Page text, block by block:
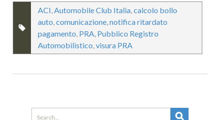
ACI,Automobile Club Italia,calcolo bollo
auto,comunicazione,notifica ritardato
pagamento, PRA, Pubblico Registro
Automobilistico,visura PRA
Search